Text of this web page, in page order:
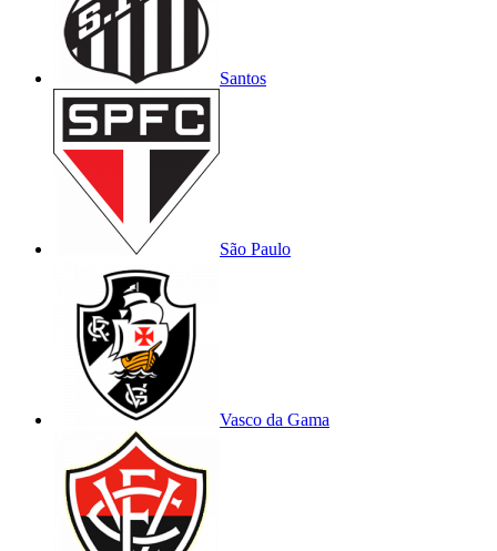
Santos
São Paulo
Vasco da Gama